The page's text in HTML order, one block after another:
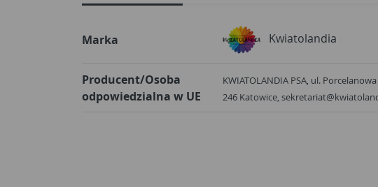
Marka Kwiatolandia
Producent/Osoba
odpowiedzialna w UE
KWIATOLANDIA PSA, ul.
246 Katowice,